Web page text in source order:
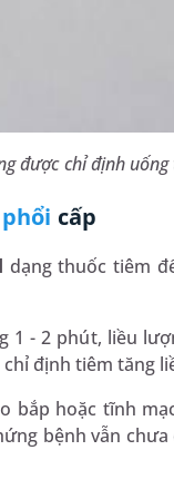
được chỉ định uống
cấp
dạng thuốc tiêm
- 2 phút, liều
định tiêm tăng
hoặc tĩnh
bệnh vẫn